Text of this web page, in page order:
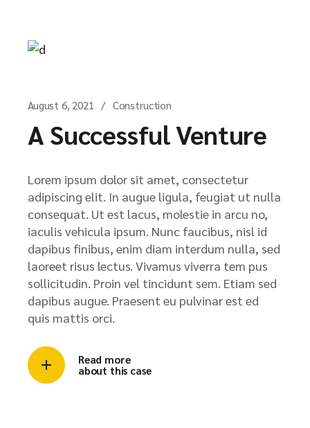
August 6, 2021 Construction
A Successful Venture
Lorem ipsum dolor sit amet, consectetur
adipiscing elit. In augue ligula, feugiat ut nulla
consequat. Ut est lacus, molestie in arcu no,
iaculis vehicula ipsum. Nunc faucibus, nisl id
dapibus finibus, enim diam interdum nulla, sed
laoreet risus lectus. Vivamus viverra tem pus
sollicitudin. Proin vel tincidunt sem. Etiam sed
dapibus augue. Praesent eu pulvinar est ed
quis mattis orci.
Read more
about this case